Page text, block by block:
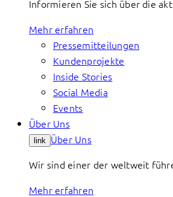
Informieren Sie sich über die
Mehr erfahren
Pressemitteilungen
Kundenprojekte
Inside Stories
Social Media
Events
Über Uns
link Über Uns
Wir sind einer der weltweit
Mehr erfahren